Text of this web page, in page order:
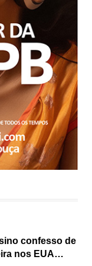
como fruto
confesso de
nos EUA